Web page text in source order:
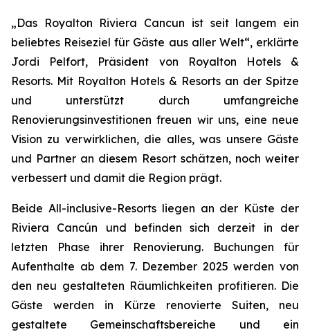
„Das Royalton Riviera Cancun ist seit langem ein
beliebtes Reiseziel für Gäste aus aller Welt“, erklärte
Jordi Pelfort, Präsident von Royalton Hotels &
Resorts. Mit Royalton Hotels & Resorts an der Spitze
und unterstützt durch umfangreiche
Renovierungsinvestitionen freuen wir uns, eine neue
Vision zu verwirklichen, die alles, was unsere Gäste
und Partner an diesem Resort schätzen, noch weiter
verbessert und damit die Region prägt.
Beide All-inclusive-Resorts liegen an der Küste der
Riviera Cancún und befinden sich derzeit in der
letzten Phase ihrer Renovierung. Buchungen für
Aufenthalte ab dem 7. Dezember 2025 werden von
den neu gestalteten Räumlichkeiten profitieren. Die
Gäste werden in Kürze renovierte Suiten, neu
gestaltete Gemeinschaftsbereiche und ein